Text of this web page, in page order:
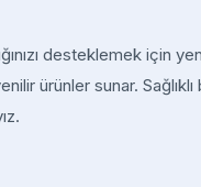
desteklemek için
ürünler sunar.